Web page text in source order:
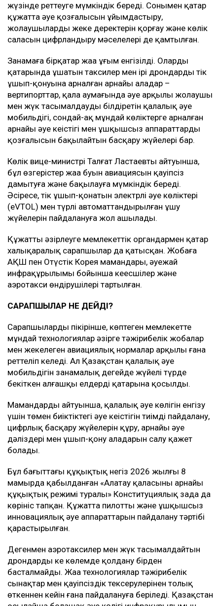
жүзінде реттеуге мүмкіндік береді. Сонымен қатар
құжатта әуе қозғалысын ұйымдастыру,
жолаушылардың жеке деректерін қорғау және көлік
саласын цифрландыру мәселелері де қамтылған.
Заңнамаға бірқатар жаңа ұғым енгізілді. Олардың
қатарында ұшатын таксилер мен ірі дрондардың тік
ұшып-қонуына арналған арнайы алаңдар –
вертипорттар, қала аумағында әуе арқылы жолаушы
мен жүк тасымалдауды білдіретін қалалық әуе
мобильдігі, сондай-ақ мұндай көліктерге арналған
арнайы әуе кеңістігі мен ұшқышсыз аппараттардың
қозғалысын бақылайтын басқару жүйелері бар.
Көлік вице-министрі Талғат Ластаевтың айтуынша,
бұл өзгерістер жаңа буын авиациясын қауіпсіз
дамытуға және бақылауға мүмкіндік береді.
Әсіресе, тік ұшып-қонатын электрлі әуе көліктері
(eVTOL) мен түрлі автоматтандырылған ұшу
жүйелерін пайдалануға жол ашылады.
Құжатты әзірлеуге мемлекеттік органдармен қатар
халықаралық сарапшылар да қатысқан. Жобаға
АҚШ пен Оңтүстік Корея мамандары, әуежай
инфрақұрылымы бойынша кеңесшілер және
аэротакси өндірушілері тартылған.
САРАПШЫЛАР НЕ ДЕЙДІ?
Сарапшылардың пікірінше, көптеген мемлекетте
мұндай технологиялар әзірге тәжірибелік жобалар
мен жекелеген авиациялық нормалар арқылы ғана
реттеліп келеді. Ал Қазақстан қалалық әуе
мобильдігін заңнамалық деңгейде жүйелі түрде
бекіткен алғашқы елдердің қатарына қосылды.
Мамандардың айтуынша, қалалық әуе көлігін енгізу
үшін төмен биіктіктегі әуе кеңістігін тиімді пайдалану,
цифрлық басқару жүйелерін құру, арнайы әуе
дәліздері мен ұшып-қону алаңдарын салу қажет
болады.
Бұл бағыттағы құқықтық негіз 2026 жылғы 8
мамырда қабылданған «Алатау қаласының арнайы
құқықтық режимі туралы» Конституциялық заңда да
көрініс тапқан. Құжатта пилотты және ұшқышсыз
инновациялық әуе аппараттарын пайдалану тәртібі
қарастырылған.
Дегенмен аэротаксилер мен жүк тасымалдайтын
дрондарды кең көлемде қолдану бірден
басталмайды. Жаңа технологиялар тәжірибелік
сынақтар мен қауіпсіздік тексерулерінен толық
өткеннен кейін ғана пайдалануға беріледі. Қазақстан